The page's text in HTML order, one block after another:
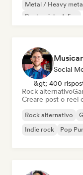
Metal / Heavy
Rock psichedelico
Social
&gt; 400
Rock alternativo
Creare post o reel
Rock alternativo
Indie rock
Pop